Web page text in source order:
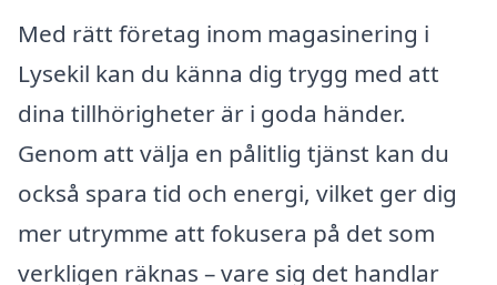
Med rätt företag inom magasinering i
Lysekil kan du känna dig trygg med att
dina tillhörigheter är i goda händer.
Genom att välja en pålitlig tjänst kan du
också spara tid och energi, vilket ger dig
mer utrymme att fokusera på det som
verkligen räknas – vare sig det handlar